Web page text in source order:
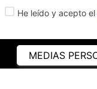
He leído y acepto el
MEDIAS